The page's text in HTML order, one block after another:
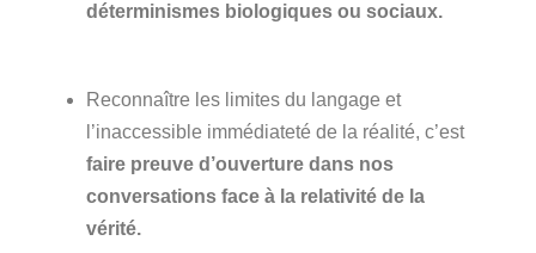
déterminismes biologiques ou sociaux.
Reconnaître les limites du langage et
l’inaccessible immédiateté de la réalité, c’est
faire preuve d’ouverture dans nos
conversations face à la relativité de la
vérité.